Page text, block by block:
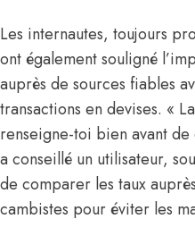
Les internautes, toujours
ont également souligné
auprès de sources fiables
transactions en devises. «
renseigne-toi bien avant
a conseillé un utilisateur,
de comparer les taux
cambistes pour éviter les